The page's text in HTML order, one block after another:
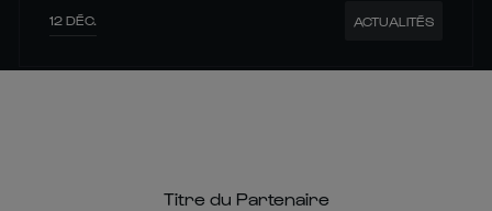
12 DÉC. ACTUALITÉS
Titre du Partenaire